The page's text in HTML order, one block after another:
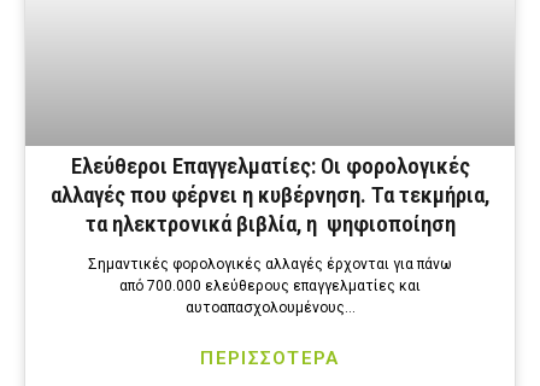
Ελεύθεροι Επαγγελματίες: Οι φορολογικές
αλλαγές που φέρνει η κυβέρνηση. Τα τεκμήρια,
τα ηλεκτρονικά βιβλία, η ψηφιοποίηση
Σημαντικές φορολογικές αλλαγές έρχονται για πάνω
από 700.000 ελεύθερους επαγγελματίες και
αυτοαπασχολουμένους…
ΠΕΡΙΣΣΟΤΕΡΑ